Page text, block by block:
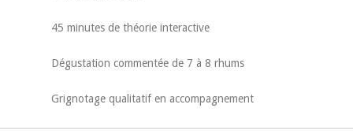
45 minutes de théorie interactive
Dégustation commentée de 7 à 8 rhums
Grignotage qualitatif en accompagnement